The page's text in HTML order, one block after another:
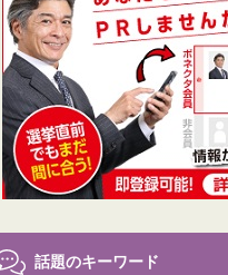
話題のキーワード